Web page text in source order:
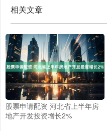
相关文章
股票申请配资 河北省上半年房
地产开发投资增长2%